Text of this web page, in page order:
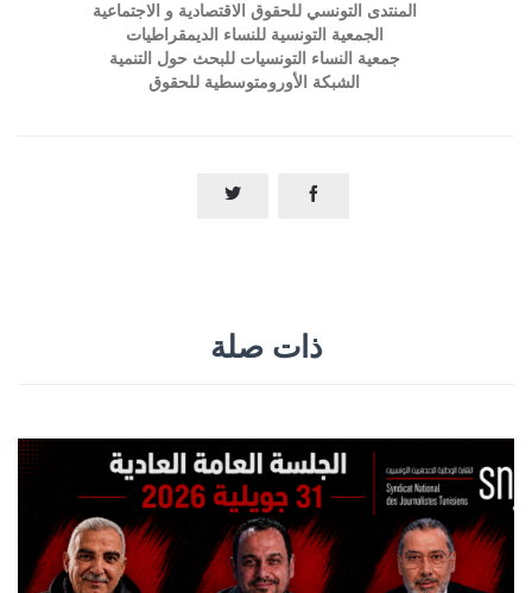
المنتدى التونسي للحقوق الاقتصادية و الاجتماعية
الجمعية التونسية للنساء الديمقراطيات
جمعية النساء التونسيات للبحث حول التنمية
الشبكة الأورومتوسطية للحقوق


ذات صلة